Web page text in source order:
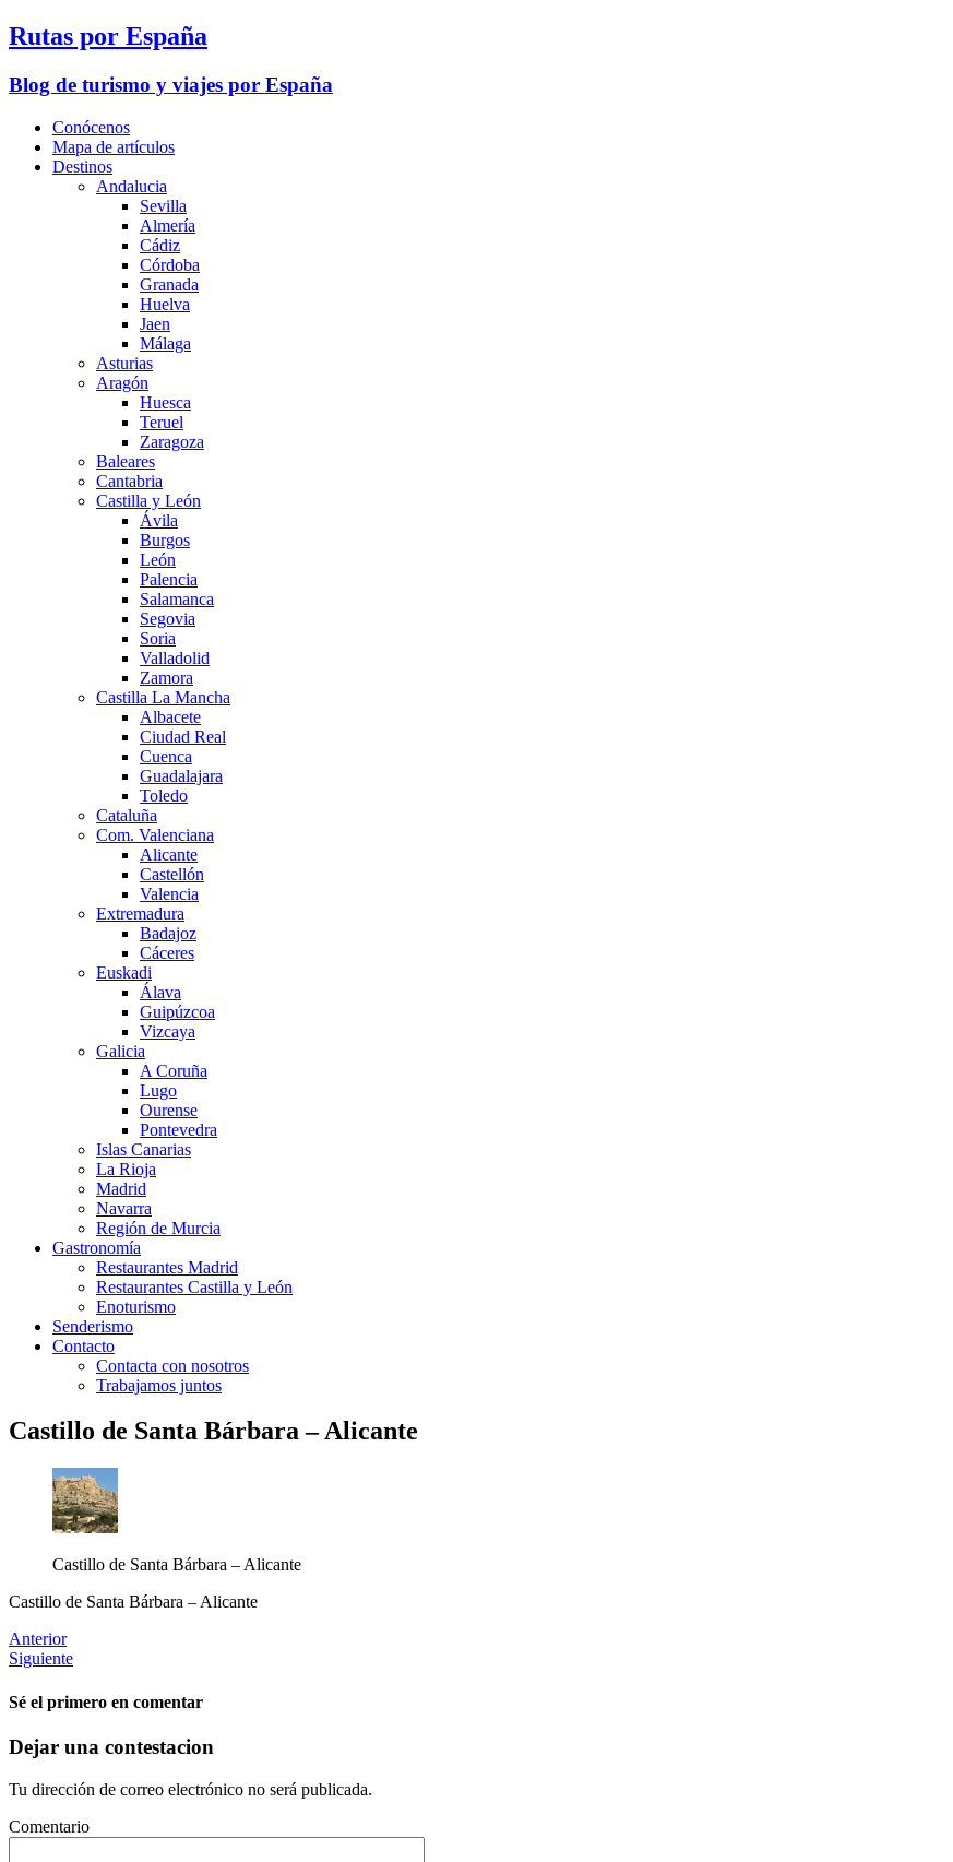
Rutas por España
Blog de turismo y viajes por España
Conócenos
Mapa de artículos
Destinos
Andalucia
Sevilla
Almería
Cádiz
Córdoba
Granada
Huelva
Jaen
Málaga
Asturias
Aragón
Huesca
Teruel
Zaragoza
Baleares
Cantabria
Castilla y León
Ávila
Burgos
León
Palencia
Salamanca
Segovia
Soria
Valladolid
Zamora
Castilla La Mancha
Albacete
Ciudad Real
Cuenca
Guadalajara
Toledo
Cataluña
Com. Valenciana
Alicante
Castellón
Valencia
Extremadura
Badajoz
Cáceres
Euskadi
Álava
Guipúzcoa
Vizcaya
Galicia
A Coruña
Lugo
Ourense
Pontevedra
Islas Canarias
La Rioja
Madrid
Navarra
Región de Murcia
Gastronomía
Restaurantes Madrid
Restaurantes Castilla y León
Enoturismo
Senderismo
Contacto
Contacta con nosotros
Trabajamos juntos
Castillo de Santa Bárbara – Alicante
Castillo de Santa Bárbara – Alicante
Castillo de Santa Bárbara – Alicante
Anterior
Siguiente
Sé el primero en comentar
Dejar una contestacion
Tu dirección de correo electrónico no será publicada.
Comentario